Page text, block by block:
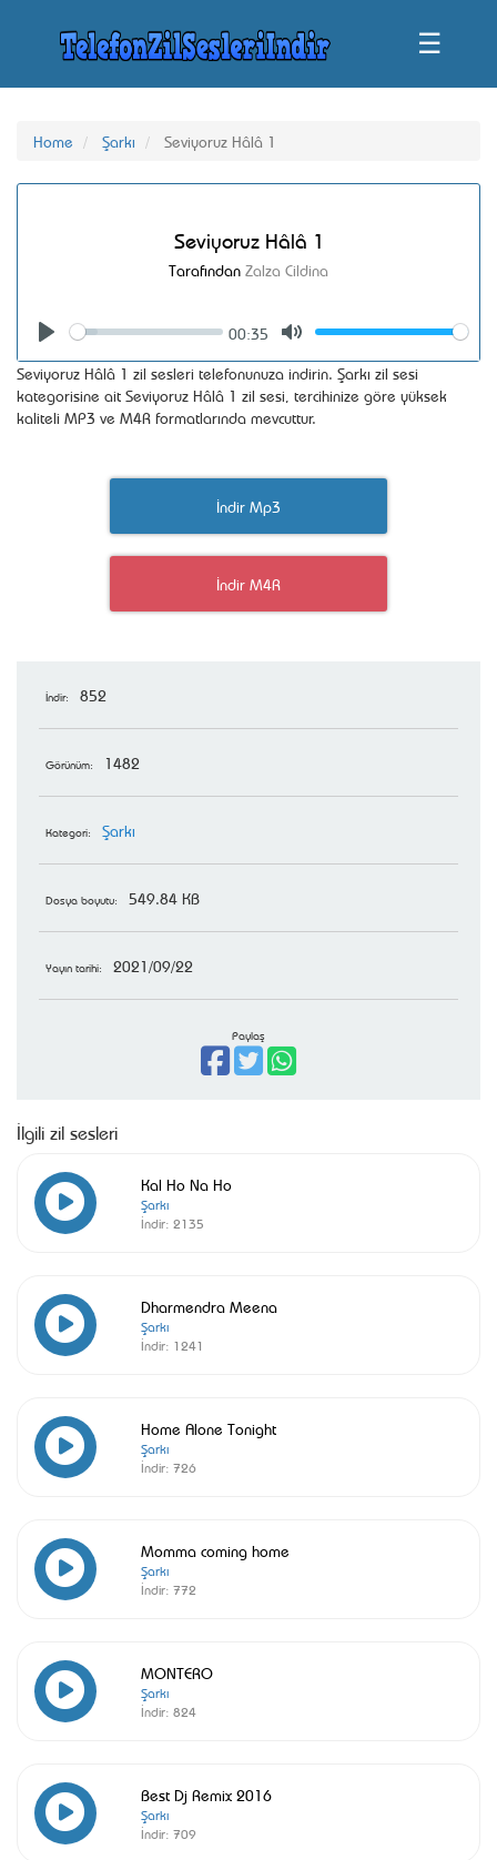
☰
Home Şarkı Seviyoruz Hâlâ 1
Seviyoruz Hâlâ 1
Tarafından Zalza Cildina
Seek
00:35
Volume
Seviyoruz Hâlâ 1 zil sesleri telefonunuza indirin. Şarkı zil sesi
kategorisine ait Seviyoruz Hâlâ 1 zil sesi, tercihinize göre yüksek
kaliteli MP3 ve M4R formatlarında mevcuttur.
İndir Mp3
İndir M4R
İndir: 852
Görünüm: 1482
Kategori: Şarkı
Dosya boyutu: 549.84 KB
Yayın tarihi: 2021/09/22
Paylaş
İlgili zil sesleri
Kal Ho Na Ho
Şarkı
İndir: 2135
Dharmendra Meena
Şarkı
İndir: 1241
Home Alone Tonight
Şarkı
İndir: 726
Momma coming home
Şarkı
İndir: 772
MONTERO
Şarkı
İndir: 824
Best Dj Remix 2016
Şarkı
İndir: 709